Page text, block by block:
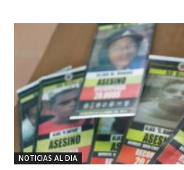
NOTICIAS AL DIA